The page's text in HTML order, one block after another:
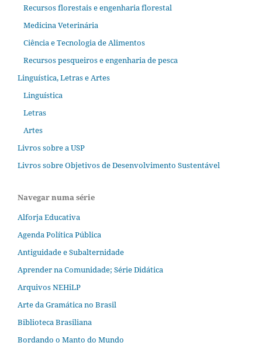
Recursos florestais e engenharia florestal
Medicina Veterinária
Ciência e Tecnologia de Alimentos
Recursos pesqueiros e engenharia de pesca
Linguística, Letras e Artes
Linguística
Letras
Artes
Livros sobre a USP
Livros sobre Objetivos de Desenvolvimento Sustentável
Navegar numa série
Alforja Educativa
Agenda Política Pública
Antiguidade e Subalternidade
Aprender na Comunidade; Série Didática
Arquivos NEHiLP
Arte da Gramática no Brasil
Biblioteca Brasiliana
Bordando o Manto do Mundo